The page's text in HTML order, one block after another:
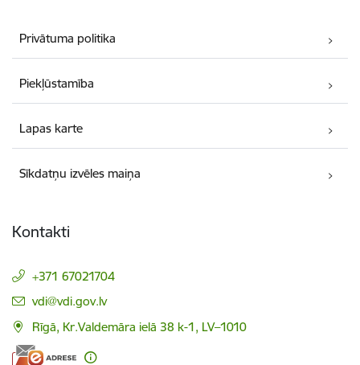
Privātuma politika
Piekļūstamība
Lapas karte
Sīkdatņu izvēles maiņa
Kontakti
+371 67021704
E-pasts:
vdi@vdi.gov.lv
Rīgā, Kr.Valdemāra ielā 38 k-1, LV–1010